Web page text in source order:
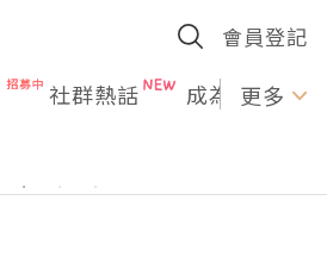
會員登記
社群熱話 成為U更多